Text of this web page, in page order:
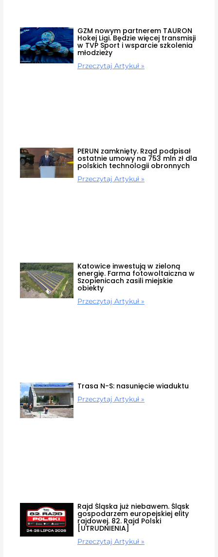
GZM nowym partnerem TAURON
Hokej Ligi. Będzie więcej transmisji
w TVP Sport i wsparcie szkolenia
młodzieży
Przeczytaj Artykuł »
PERUN zamknięty. Rząd podpisał
ostatnie umowy na 753 mln zł dla
polskich technologii obronnych
Przeczytaj Artykuł »
Katowice inwestują w zieloną
energię. Farma fotowoltaiczna w
Szopienicach zasili miejskie
obiekty
Przeczytaj Artykuł »
Trasa N-S: nasunięcie wiaduktu
Przeczytaj Artykuł »
Rajd Śląska już niebawem. Śląsk
gospodarzem europejskiej elity
rajdowej. 82. Rajd Polski
[UTRUDNIENIA]
Przeczytaj Artykuł »